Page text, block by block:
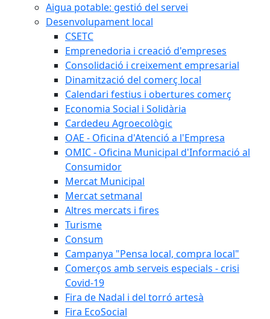
Aigua potable: gestió del servei
Desenvolupament local
CSETC
Emprenedoria i creació d'empreses
Consolidació i creixement empresarial
Dinamització del comerç local
Calendari festius i obertures comerç
Economia Social i Solidària
Cardedeu Agroecològic
OAE - Oficina d'Atenció a l'Empresa
OMIC - Oficina Municipal d'Informació al
Consumidor
Mercat Municipal
Mercat setmanal
Altres mercats i fires
Turisme
Consum
Campanya "Pensa local, compra local"
Comerços amb serveis especials - crisi
Covid-19
Fira de Nadal i del torró artesà
Fira EcoSocial